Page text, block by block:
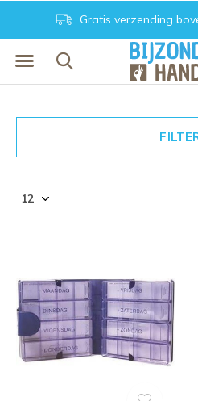
Gratis verzending